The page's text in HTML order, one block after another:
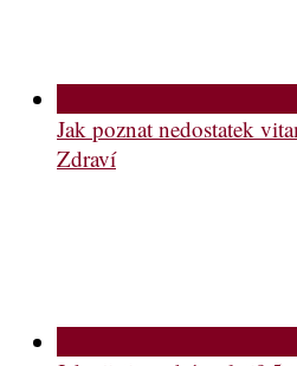
Jak poznat nedostatek
Zdraví